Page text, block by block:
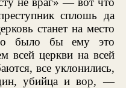
сплошь да
станет на место
было бы ему это
всей церкви на всей
все уклонились,
убийца и вор, —